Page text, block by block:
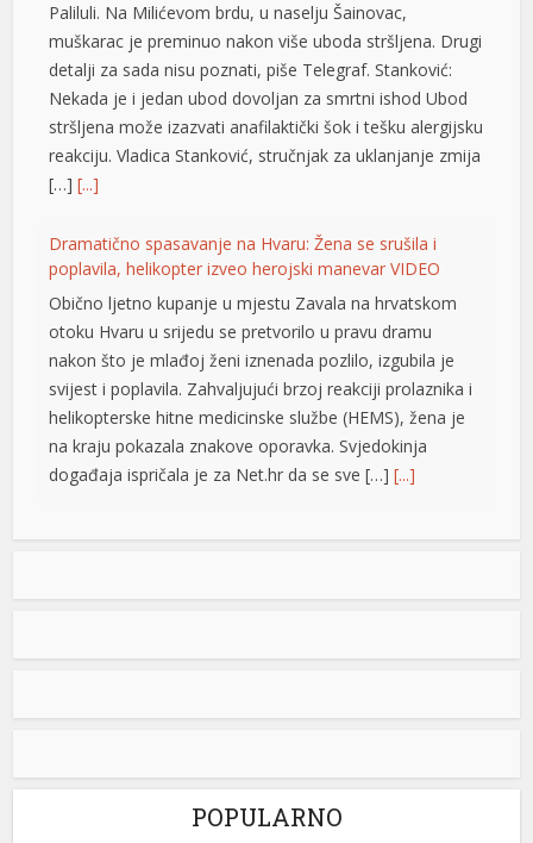
Paliluli. Na Milićevom brdu, u naselju Šainovac,
muškarac je preminuo nakon više uboda stršljena. Drugi
detalji za sada nisu poznati, piše Telegraf. Stanković:
Nekada je i jedan ubod dovoljan za smrtni ishod Ubod
stršljena može izazvati anafilaktički šok i tešku alergijsku
reakciju. Vladica Stanković, stručnjak za uklanjanje zmija
[…][...]
Dramatično spasavanje na Hvaru: Žena se srušila i
poplavila, helikopter izveo herojski manevar VIDEO
Obično ljetno kupanje u mjestu Zavala na hrvatskom
otoku Hvaru u srijedu se pretvorilo u pravu dramu
nakon što je mlađoj ženi iznenada pozlilo, izgubila je
svijest i poplavila. Zahvaljujući brzoj reakciji prolaznika i
helikopterske hitne medicinske službe (HEMS), žena je
na kraju pokazala znakove oporavka. Svjedokinja
događaja ispričala je za Net.hr da se sve […][...]
Vučić: Ljudi razumiju koliko je neko uspješan i dobar ako
Predsjednik Srbije Aleksdandar Vučić izjavio
POPULARNO